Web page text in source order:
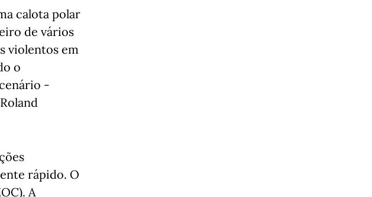
calota polar
de vários
violentos em
o
-
rápido. O
A